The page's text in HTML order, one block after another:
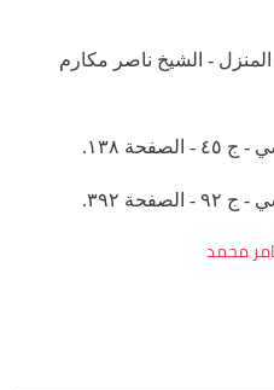
المنزل - الشيخ ناصر مكارم
محمد